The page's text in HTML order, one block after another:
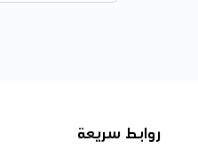
روابط سريعة